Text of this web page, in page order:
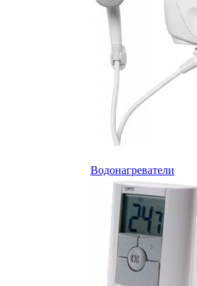
Водонагреватели